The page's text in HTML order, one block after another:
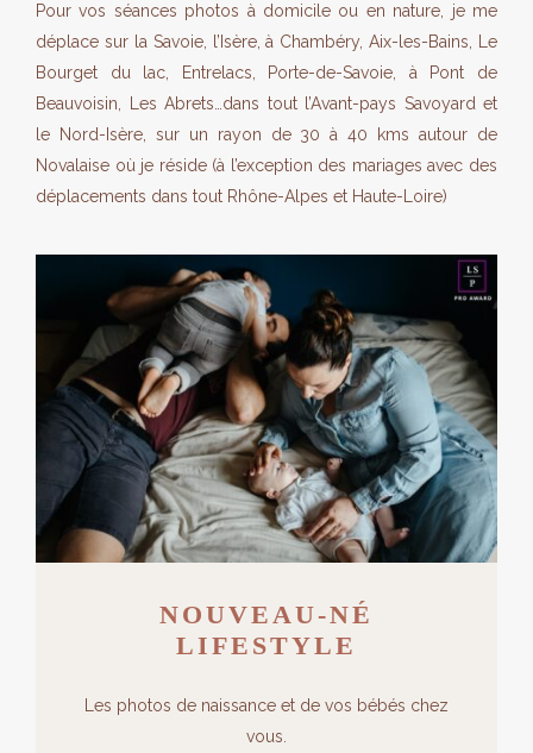
Pour vos séances photos à domicile ou en nature, je me
déplace sur la Savoie, l’Isère, à Chambéry, Aix-les-Bains, Le
Bourget du lac, Entrelacs, Porte-de-Savoie, à Pont de
Beauvoisin, Les Abrets…dans tout l’Avant-pays Savoyard et
le Nord-Isère, sur un rayon de 30 à 40 kms autour de
Novalaise où je réside (à l’exception des mariages avec des
déplacements dans tout Rhône-Alpes et Haute-Loire)
NOUVEAU-NÉ
LIFESTYLE
Les photos de naissance et de vos bébés chez
vous.